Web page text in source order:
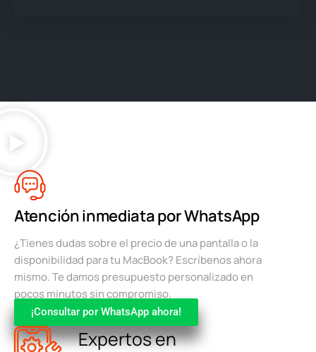
Atención inmediata por WhatsApp
¿Tienes dudas sobre el precio de una pantalla o la
disponibilidad para tu MacBook? Escríbenos ahora
mismo. Te damos presupuesto personalizado en
pocos minutos sin compromiso.
¡Consultar por WhatsApp ahora!
Expertos en